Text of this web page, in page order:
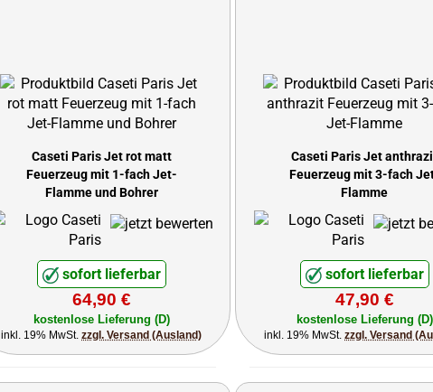
Caseti Paris Jet rot matt
Feuerzeug mit 1-fach Jet-
Flamme und Bohrer
sofort lieferbar
64,90 €
kostenlose Lieferung (D)
inkl. 19% MwSt.zzgl. Versand (Ausland)
Caseti Paris Jet
Feuerzeug mit 3-fach
Flamme
sofort lieferbar
47,90 €
kostenlose Lieferung (D)
inkl. 19% MwSt.zzgl. Versand